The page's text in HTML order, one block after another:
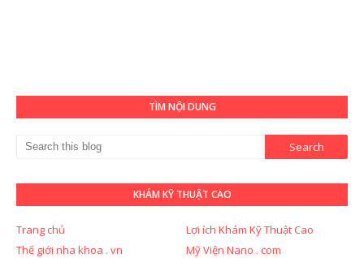
TÌM NỘI DUNG
KHÁM KỸ THUẬT CAO
Trang chủ
Lợi ích Khám Kỹ Thuật Cao
Thế giới nha khoa . vn
Mỹ Viện Nano . com